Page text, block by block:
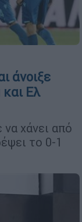
άνοιξε
Ελ
χάνει από
το 0-1